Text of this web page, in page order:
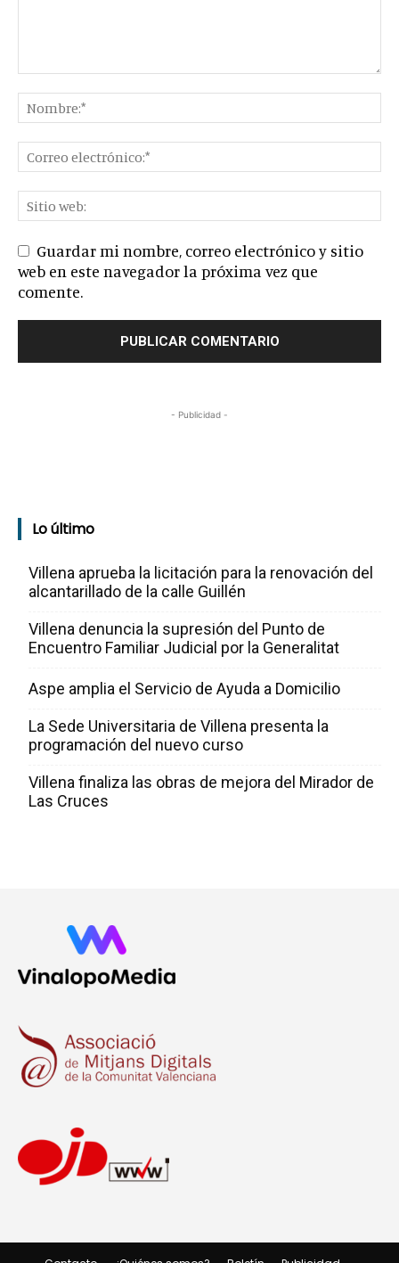
Guardar mi nombre, correo electrónico y sitio
web en este navegador la próxima vez que
comente.
- Publicidad -
Lo último
Villena aprueba la licitación para la renovación del
alcantarillado de la calle Guillén
Villena denuncia la supresión del Punto de
Encuentro Familiar Judicial por la Generalitat
Aspe amplia el Servicio de Ayuda a Domicilio
La Sede Universitaria de Villena presenta la
programación del nuevo curso
Villena finaliza las obras de mejora del Mirador de
Las Cruces